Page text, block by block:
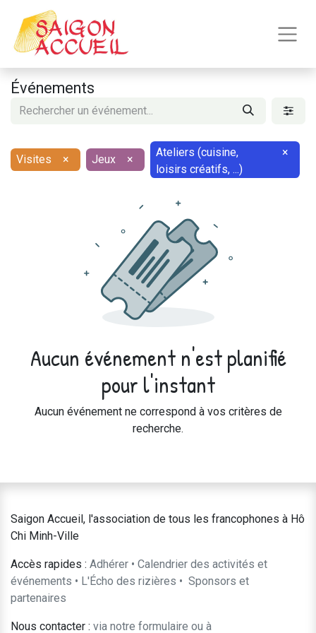
Événements
Visites × Jeux ×
Ateliers (cuisine,
loisirs créatifs, ...)
×
Aucun événement n'est planifié
pour l'instant
Aucun événement ne correspond à vos critères de
recherche.
Saigon Accueil, l'association de tous les francophones à Hô
Chi Minh-Ville
Accès rapides : Adhérer • Calendrier des activités et
événements • L'Écho des rizières • ​Sponsors et
partenaires​​
Nous contacter : ​via notre formulaire ou à